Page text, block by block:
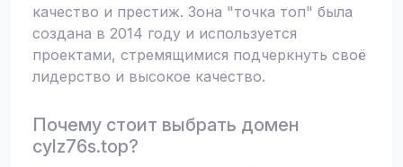
качество и престиж. Зона "точка топ" была
создана в 2014 году и используется
проектами, стремящимися подчеркнуть своё
лидерство и высокое качество.
Почему стоит выбрать домен
cylz76s.top?